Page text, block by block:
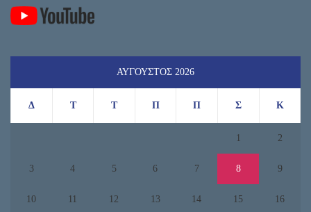
ΑΎΓΟΥΣΤΟΣ 2026
Δ Τ Τ Π Π Σ Κ
1 2
3 4 5 6 7 8 9
10 11 12 13 14 15 16